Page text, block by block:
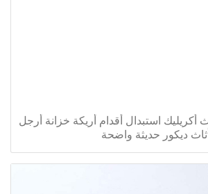
أكريليك استبدال أقدام أريكة خزانة أرجل
ديكور حديثة واضحة